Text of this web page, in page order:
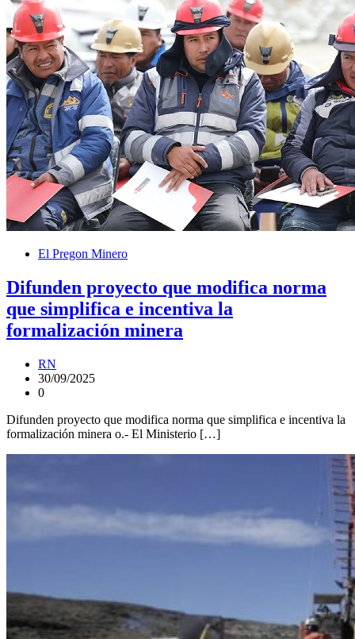
El Pregon Minero
Difunden proyecto que modifica norma
que simplifica e incentiva la
formalización minera
RN
30/09/2025
0
Difunden proyecto que modifica norma que simplifica e incentiva la
formalización minera o.- El Ministerio […]